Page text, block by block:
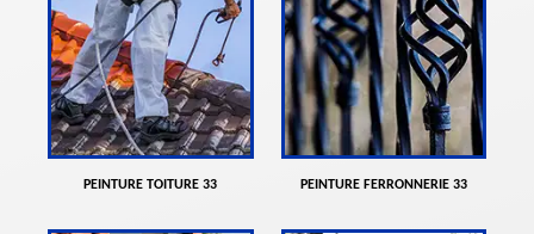
PEINTURE TOITURE 33 PEINTURE FERRONNERIE 33